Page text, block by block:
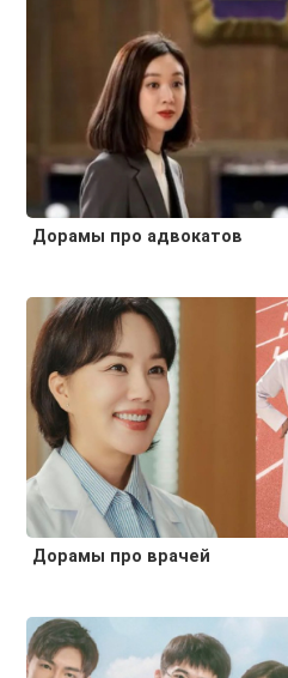
Дорамы про адвокатов
Дорамы про врачей